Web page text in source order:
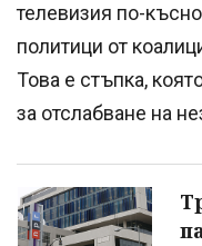
телевизия по-
политици от
Това е стъпка,
за отслабване на